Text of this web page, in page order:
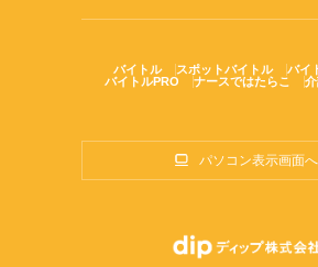
バイトル スポットバイトル
バイ
バイトルPRO
ナースではたらこ
パソコン表示画面へ